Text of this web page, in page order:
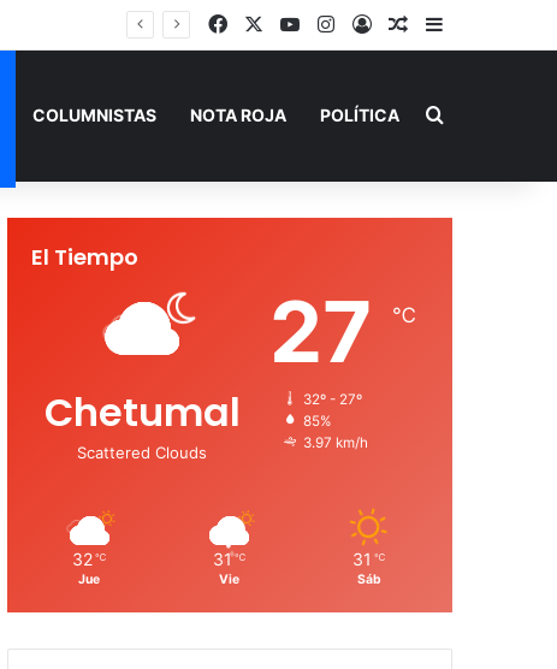
FacebookYouTubeInstagram
AccesoPublicación al
Barra lateral
COLUMNISTAS NOTA ROJA POLÍTICA Buscar por
El Tiempo
Chetumal
Scattered Clouds
27 ℃
32º - 27º
85%
3.97 km/h
32 ℃
Jue
31 ℃
Vie
31 ℃
Sáb